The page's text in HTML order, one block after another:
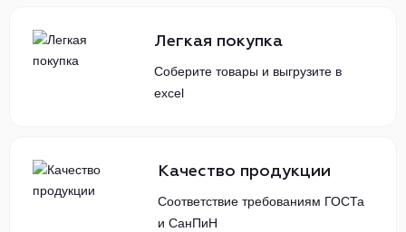
Легкая покупка
Соберите товары и выгрузите в
excel
Качество продукции
Соответствие требованиям ГОСТа
и СанПиН